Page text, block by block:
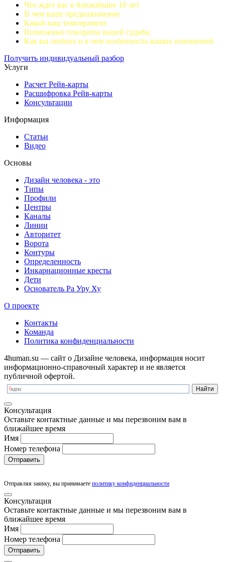
Что ждет вас в ближайшие 10 лет
В чем ваше предназначение
Какой ваш темперамент
Возможные повороты вашей судьбы
Как вы любите и в чем особенность ваших отношений
Получить индивидуальный разбор
Услуги
Расчет Рейв-карты
Расшифровка Рейв-карты
Консультации
Информация
Статьи
Видео
Основы
Дизайн человека - это
Типы
Профили
Центры
Каналы
Линии
Авторитет
Ворота
Контуры
Определенность
Инкарнационные кресты
Дети
Основатель Ра Уру Ху
О проекте
Контакты
Команда
Политика конфиденциальности
4human.su — сайт о Дизайне человека, информация носит
информационно-справочный характер и не является
публичной офертой.
Консультация
Оставьте контактные данные и мы перезвоним вам в
ближайшее время
Имя
Номер телефона
Отправить
Отправляя заявку, вы принимаете политику конфиденциальности
Консультация
Оставьте контактные данные и мы перезвоним вам в
ближайшее время
Имя
Номер телефона
Отправить